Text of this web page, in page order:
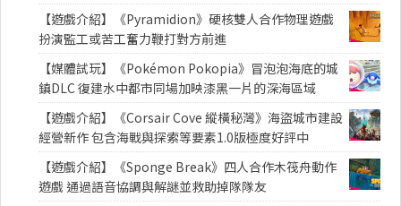
【遊戲介紹】《Pyramidion》硬核雙人合作物理遊戲
扮演監工或苦工奮力鞭打對方前進
【媒體試玩】《Pokémon Pokopia》冒泡泡海底的城
鎮DLC 復建水中都市同場加映漆黑一片的深海區域
【遊戲介紹】《Corsair Cove 縱橫秘灣》海盜城市建設
經營新作 包含海戰與探索等要素1.0版極度好評中
【遊戲介紹】《Sponge Break》四人合作木筏舟動作
遊戲 通過語音協調與解謎並救助掉隊隊友